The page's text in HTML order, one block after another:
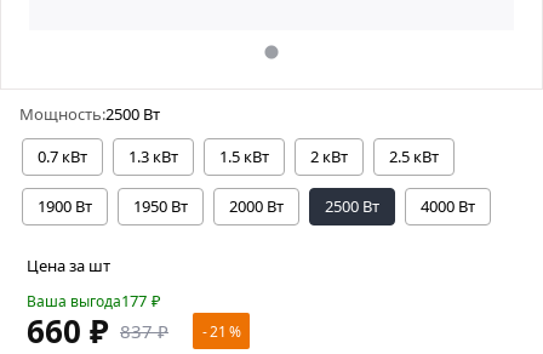
Мощность:2500 Вт
0.7 кВт
1.3 кВт 1.5 кВт 2 кВт 2.5 кВт
1900 Вт 1950 Вт 2000 Вт 2500 Вт 4000 Вт
Цена за шт
Ваша выгода177 ₽
660 ₽ 837 ₽ - 21 %